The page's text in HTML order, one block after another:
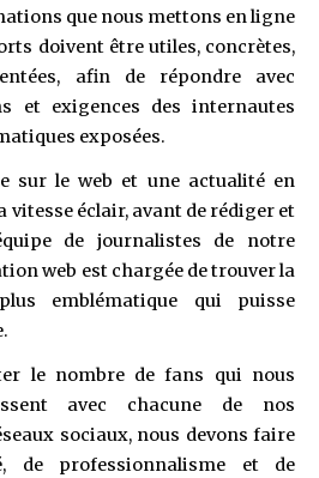
que nous mettons en ligne
doivent être utiles, concrètes,
afin de répondre avec
et exigences des internautes
exposées.
sur le web et une actualité en
vitesse éclair, avant de rédiger et
de journalistes de notre
web est chargée de trouver la
emblématique qui puisse
le nombre de fans qui nous
avec chacune de nos
sociaux, nous devons faire
de professionnalisme et de